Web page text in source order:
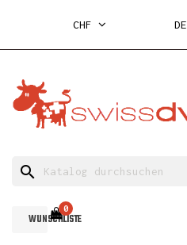
CHF DE
search
WUNSCHLISTE
0